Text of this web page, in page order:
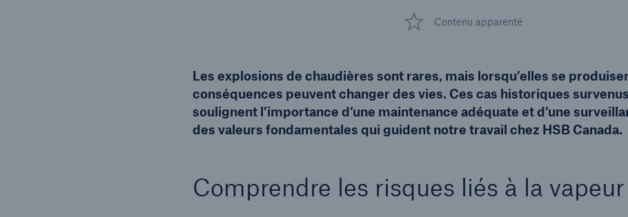
Contenu apparenté
Les explosions de chaudières sont rares, mais lorsqu’elles se
conséquences peuvent changer des vies. Ces cas historiques
soulignent l’importance d’une maintenance adéquate et d’une
des valeurs fondamentales qui guident notre travail chez HSB Canada.
Comprendre les risques liés à la vapeur